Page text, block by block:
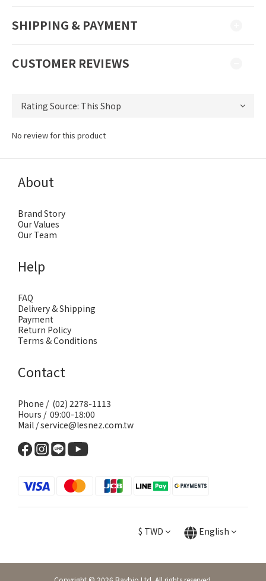
SHIPPING & PAYMENT
CUSTOMER REVIEWS
No review for this product
About
Brand Story
Our Values
Our Team
Help
FAQ
Delivery & Shipping
Payment
Return Policy
Terms & Conditions
Contact
Phone / (02) 2278-1113
Hours / 09:00-18:00
Mail / service@lesnez.com.tw
$ TWD English